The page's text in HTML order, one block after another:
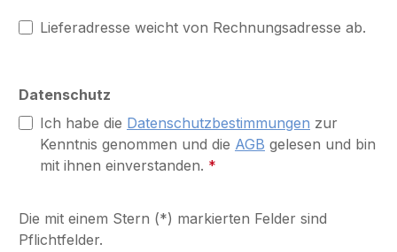
Lieferadresse weicht von Rechnungsadresse ab.
Datenschutz
Ich habe die Datenschutzbestimmungen zur
Kenntnis genommen und die AGB gelesen und bin
mit ihnen einverstanden. *
Die mit einem Stern (*) markierten Felder sind
Pflichtfelder.